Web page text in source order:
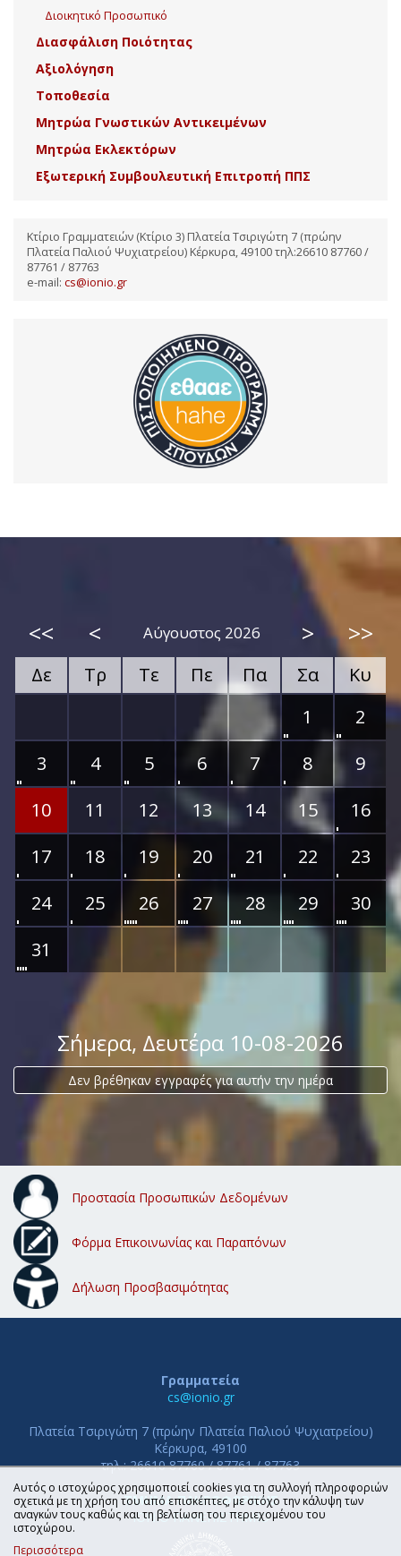
Διοικητικό Προσωπικό
Διασφάλιση Ποιότητας
Αξιολόγηση
Τοποθεσία
Μητρώα Γνωστικών Αντικειμένων
Μητρώα Εκλεκτόρων
Εξωτερική Συμβουλευτική Επιτροπή ΠΠΣ
Κτίριο Γραμματειών (Κτίριο 3) Πλατεία Τσιριγώτη 7 (πρώην
Πλατεία Παλιού Ψυχιατρείου) Κέρκυρα, 49100 τηλ:26610 87760 /
87761 / 87763
e-mail: cs@ionio.gr
<< < Αύγουστος 2026 > >>
Δε Τρ Τε Πε Πα Σα
Κυ
1
2
3
4 5 6 7 8
9
10
11 12 13 14 15
16
17
18 19 20 21 22
23
24
25 26 27 28 29
30
31
Σήμερα, Δευτέρα 10-08-2026
Δεν βρέθηκαν εγγραφές για αυτήν την ημέρα
Προστασία Προσωπικών Δεδομένων
Φόρμα Επικοινωνίας και Παραπόνων
Δήλωση Προσβασιμότητας
Γραμματεία
cs@ionio.gr
Πλατεία Τσιριγώτη 7 (πρώην Πλατεία Παλιού Ψυχιατρείου)
Κέρκυρα, 49100
τηλ.: 26610 87760 / 87761 / 87763
ΤΜΗΜΑ ΠΛΗΡΟΦΟΡΙΚΗΣ
ΙΟΝΙΟ ΠΑΝΕΠΙΣΤΗΜΙΟ
Αυτός ο ιστοχώρος χρησιμοποιεί cookies για τη συλλογή πληροφοριών
σχετικά με τη χρήση του από επισκέπτες, με στόχο την κάλυψη των
αναγκών τους καθώς και τη βελτίωση του περιεχομένου του
ιστοχώρου.
Περισσότερα